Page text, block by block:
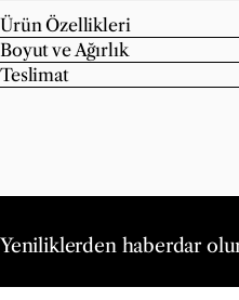
Ürün Özellikleri
Boyut ve Ağırlık
Teslimat
Yeniliklerden haberdar